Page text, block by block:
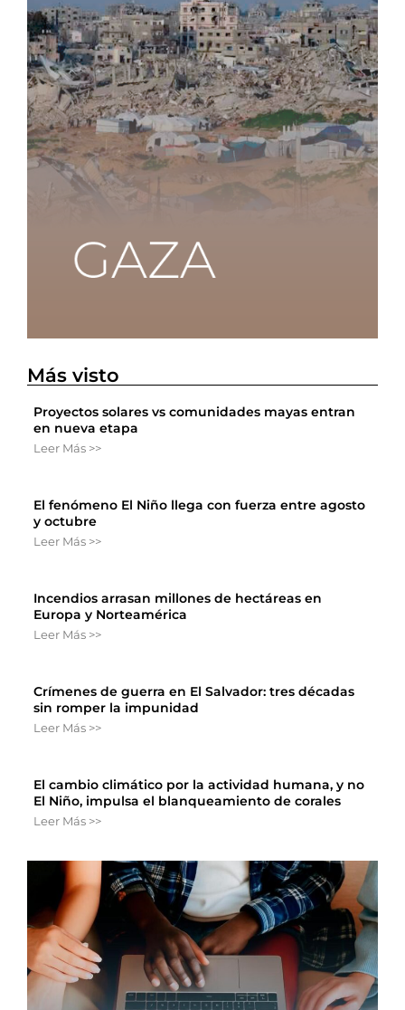
Más visto
Proyectos solares vs comunidades mayas entran
en nueva etapa
Leer Más >>
El fenómeno El Niño llega con fuerza entre agosto
y octubre
Leer Más >>
Incendios arrasan millones de hectáreas en
Europa y Norteamérica
Leer Más >>
Crímenes de guerra en El Salvador: tres décadas
sin romper la impunidad
Leer Más >>
El cambio climático por la actividad humana, y no
El Niño, impulsa el blanqueamiento de corales
Leer Más >>